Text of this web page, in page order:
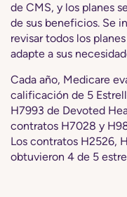
de CMS, y los planes
de sus beneficios. Se
revisar todos los
adapte a sus
Cada año, Medicare
calificación de 5
H7993 de Devoted
contratos H7028 y
Los contratos H2526,
obtuvieron 4 de 5